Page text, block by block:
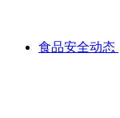
食品安全动态